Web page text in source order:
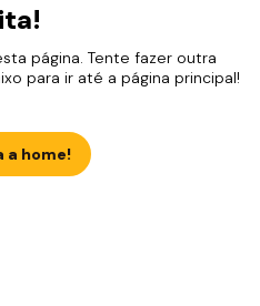
página. Tente fazer outra
para ir até a página principal!
a home!